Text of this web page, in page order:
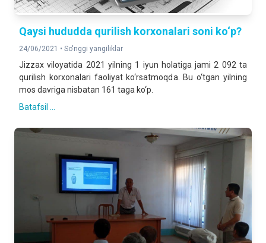
Qaysi hududda qurilish korxonalari soni ko‘p?
24/06/2021 • So'nggi yangiliklar
Jizzax viloyatida 2021 yilning 1 iyun holatiga jami 2 092 ta
qurilish korxonalari faoliyat ko‘rsatmoqda. Bu o‘tgan yilning
mos davriga nisbatan 161 taga ko‘p.
Batafsil ...